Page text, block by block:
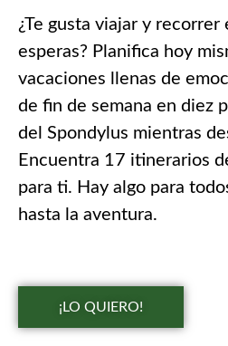
¿Te gusta viajar y recorrer
esperas? Planifica hoy
vacaciones llenas de
de fin de semana en diez
del Spondylus mientras
Encuentra 17 itinerarios
para ti. Hay algo para
hasta la aventura.
¡LO QUIERO!